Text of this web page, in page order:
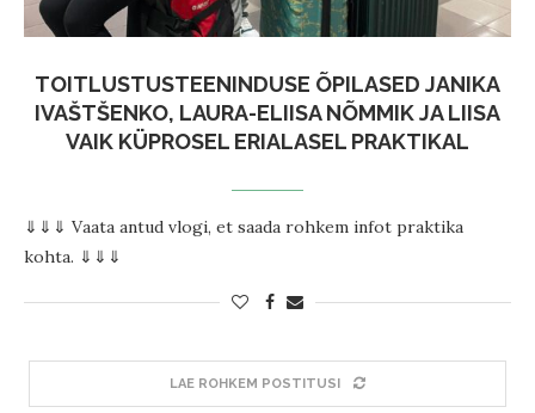
TOITLUSTUSTEENINDUSE ÕPILASED JANIKA
IVAŠTŠENKO, LAURA-ELIISA NÕMMIK JA LIISA
VAIK KÜPROSEL ERIALASEL PRAKTIKAL
⇓⇓⇓ Vaata antud vlogi, et saada rohkem infot praktika
kohta. ⇓⇓⇓
LAE ROHKEM POSTITUSI